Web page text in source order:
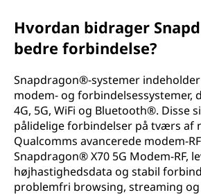
Hvordan bidrager
bedre forbindelse?
Snapdragon®-systemer
modem- og forbindelsessystemer,
4G, 5G, WiFi og Bluetooth®. Disse
pålidelige forbindelser på tværs af
Qualcomms avancerede modem-
Snapdragon® X70 5G Modem-RF,
højhastighedsdata og stabil
problemfri browsing, streaming